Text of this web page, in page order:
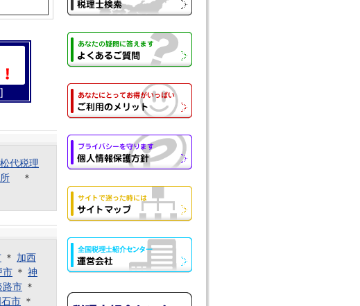
代税理
＊
＊ 加西
市 ＊ 神
路市 ＊
石市 ＊